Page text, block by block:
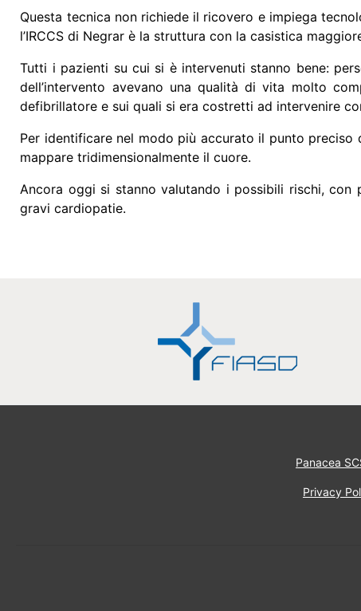
Questa tecnica non richiede il ricovero e impiega
l’IRCCS di Negrar è la struttura con la casistica
Tutti i pazienti su cui si è intervenuti stanno bene:
dell’intervento avevano una qualità di vita molto
defibrillatore e sui quali si era costretti ad intervenire
Per identificare nel modo più accurato il punto
mappare tridimensionalmente il cuore.
Ancora oggi si stanno valutando i possibili rischi, con
gravi cardiopatie.
Panacea
Privacy